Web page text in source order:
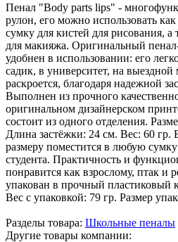
Пенал "Body parts lips" -
рулон, его можно использовать
сумку для кистей для рисования, а
для макияжа. Оригинальный
удобнен в использовании: его
садик, в университет, на
раскроется, благодаря надежной
Выполнен из прочного
оригинальном дизайнерском
состоит из одного отделения.
Длина застёжки: 24 см. Вес: 60 гр.
размеру поместится в любую
студента. Практичность и
понравится как взрослому, птак и
упакован в прочный пластиковый
Вес с упаковкой: 79 гр. Размер
Разделы товара: Школьные пеналы
Другие товары компании: